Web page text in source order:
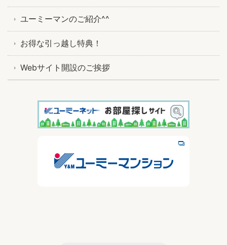
ユーミーマンのご紹介^^
お得な引っ越し特典！
Webサイト開設のご挨拶